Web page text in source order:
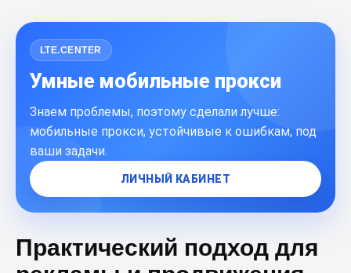
LTE.CENTER
Умные мобильные прокси
Знаем проблемы, поэтому сделали лучше:
мобильные прокси, устойчивые к ошибкам, под
ваши задачи.
ЛИЧНЫЙ КАБИНЕТ
Практический подход для